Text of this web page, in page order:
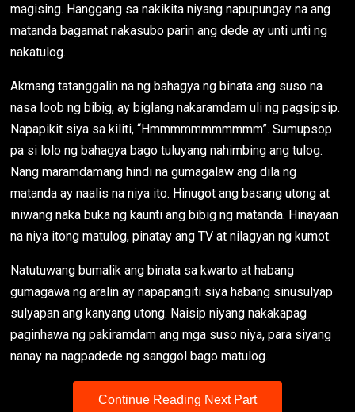
magising. Hanggang sa nakikita niyang napupungay na ang
matanda bagamat nakasubo parin ang dede ay unti unti ng
nakatulog.
Akmang tatanggalin na ng bahagya ng binata ang suso na
nasa loob ng bibig, ay biglang nakaramdam uli ng pagsipsip.
Napapikit siya sa kiliti, “Hmmmmmmmmmmm”. Sumupsop
pa si lolo ng bahagya bago tuluyang nahimbing ang tulog.
Nang maramdamang hindi na gumagalaw ang dila ng
matanda ay naalis na niya ito. Hinugot ang basang utong at
iniwang naka buka ng kaunti ang bibig ng matanda. Hinayaan
na niya itong matulog, pinatay ang TV at nilagyan ng kumot.
Natutuwang bumalik ang binata sa kwarto at habang
gumagawa ng aralin ay napapangiti siya habang sinusulyap
sulyapan ang kanyang utong. Naisip niyang nakakapag
paginhawa ng pakiramdam ang mga suso niya, para siyang
nanay na nagpadede ng sanggol bago matulog.
Continue Reading Next Part